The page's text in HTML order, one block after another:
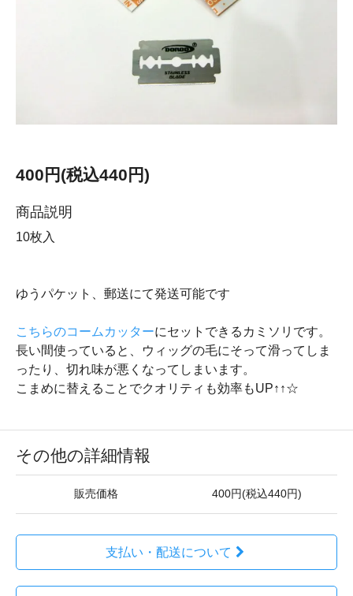
400円(税込440円)
商品説明
10枚入
ゆうパケット、郵送にて発送可能です
こちらのコームカッターにセットできるカミソリです。
長い間使っていると、ウィッグの毛にそって滑ってしま
ったり、切れ味が悪くなってしまいます。
こまめに替えることでクオリティも効率もUP↑↑☆
その他の詳細情報
販売価格 400円(税込440円)
支払い・配送について